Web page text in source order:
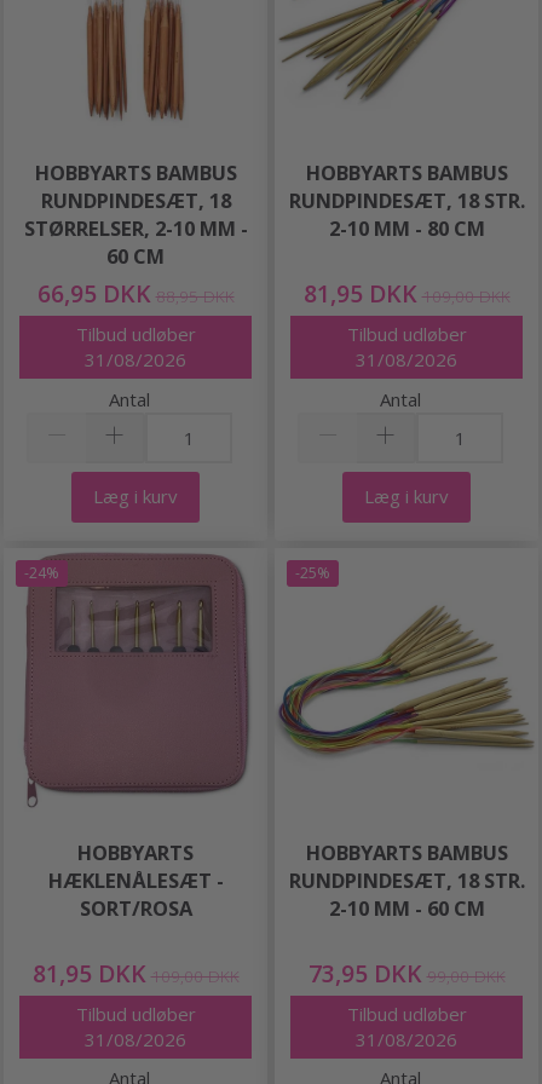
HOBBYARTS BAMBUS
RUNDPINDESÆT, 18
STØRRELSER, 2-10 MM -
60 CM
66,95 DKK 88,95 DKK
Tilbud udløber
31/08/2026
Antal
Læg i kurv
HOBBYARTS BAMBUS
RUNDPINDESÆT, 18 STR.
2-10 MM - 80 CM
81,95 DKK 109,00 DKK
Tilbud udløber
31/08/2026
Antal
Læg i kurv
-24%
HOBBYARTS
HÆKLENÅLESÆT -
SORT/ROSA
81,95 DKK 109,00 DKK
Tilbud udløber
31/08/2026
Antal
-25%
HOBBYARTS BAMBUS
RUNDPINDESÆT, 18 STR.
2-10 MM - 60 CM
73,95 DKK 99,00 DKK
Tilbud udløber
31/08/2026
Antal